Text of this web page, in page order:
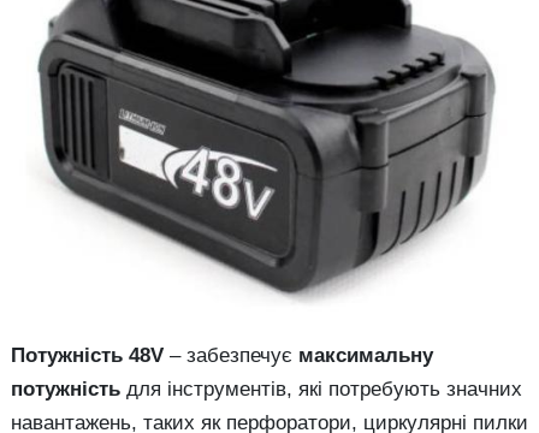
Потужність 48V – забезпечує максимальну
потужність для інструментів, які потребують значних
навантажень, таких як перфоратори, циркулярні пилки